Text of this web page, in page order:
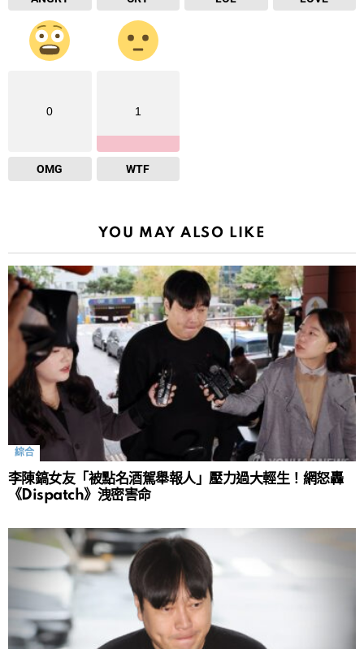
0
OMG
1
WTF
YOU MAY ALSO LIKE
綜合
李陳鎬女友「被點名酒駕舉報人」壓力過大輕生！網怒轟
《Dispatch》洩密害命